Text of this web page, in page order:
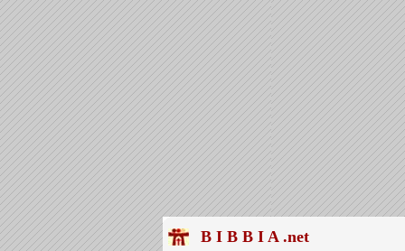
B I B B I A .net